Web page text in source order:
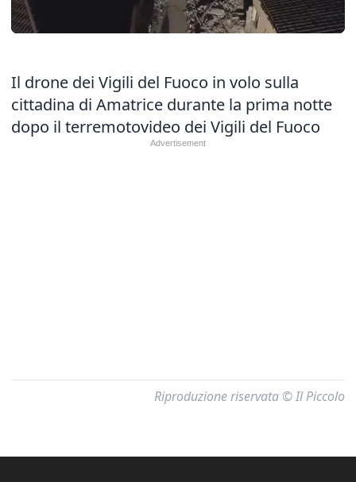
Il drone dei Vigili del Fuoco in volo sulla
cittadina di Amatrice durante la prima notte
dopo il terremotovideo dei Vigili del Fuoco
Riproduzione riservata © Il Piccolo